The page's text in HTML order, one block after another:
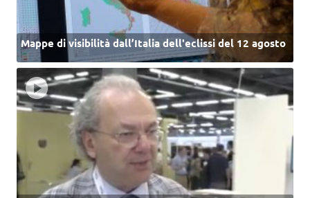
Mappe di visibilità dall’Italia dell'eclissi del 12 agosto